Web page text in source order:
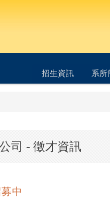
招生資訊 系所
司 - 徵才資訊
中